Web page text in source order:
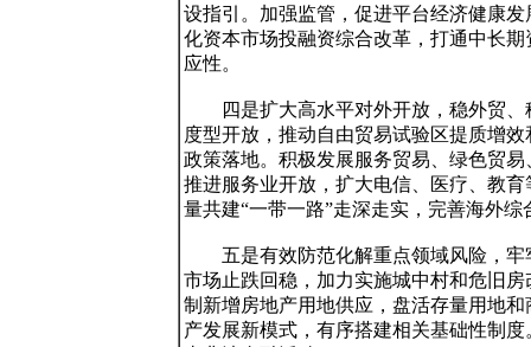
设指引。加强监管，促进平台经济健康
化资本市场投融资综合改革，打通中长
应性。
四是扩大高水平对外开放，稳外贸、
度型开放，推动自由贸易试验区提质增
政策落地。积极发展服务贸易、绿色贸
推进服务业开放，扩大电信、医疗、教
量共建“一带一路”走深走实，完善海外综
五是有效防范化解重点领域风险，牢
市场止跌回稳，加力实施城中村和危旧
制新增房地产用地供应，盘活存量用地
产发展新模式，有序搭建相关基础性制